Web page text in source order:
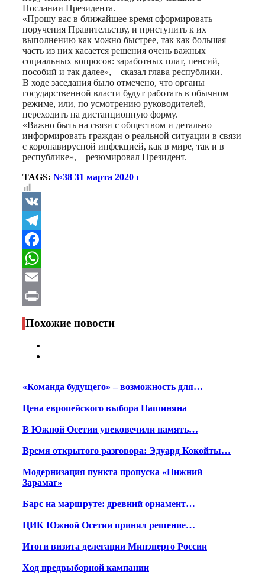
Послании Президента.
«Прошу вас в ближайшее время сформировать
поручения Правительству, и приступить к их
выполнению как можно быстрее, так как большая
часть из них касается решения очень важных
социальных вопросов: заработных плат, пенсий,
пособий и так далее», – сказал глава республики.
В ходе заседания было отмечено, что органы
государственной власти будут работать в обычном
режиме, или, по усмотрению руководителей,
переходить на дистанционную форму.
«Важно быть на связи с обществом и детально
информировать граждан о реальной ситуации в связи
с коронавирусной инфекцией, как в мире, так и в
республике», – резюмировал Президент.
TAGS: №38 31 марта 2020 г
VK
Telegram
Facebook
WhatsApp
Email
Print
Похожие новости
«Команда будущего» – возможность для…
Цена европейского выбора Пашиняна
В Южной Осетии увековечили память…
Время открытого разговора: Эдуард Кокойты…
Модернизация пункта пропуска «Нижний
Зарамаг»
Барс на маршруте: древний орнамент…
ЦИК Южной Осетии принял решение…
Итоги визита делегации Минэнерго России
Ход предвыборной кампании